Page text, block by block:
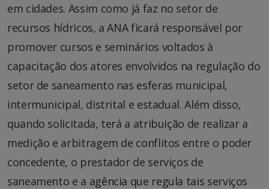
em cidades. Assim como já faz no setor de
recursos hídricos, a ANA ficará responsável por
promover cursos e seminários voltados à
capacitação dos atores envolvidos na regulação do
setor de saneamento nas esferas municipal,
intermunicipal, distrital e estadual. Além disso,
quando solicitada, terá a atribuição de realizar a
medição e arbitragem de conflitos entre o poder
concedente, o prestador de serviços de
saneamento e a agência que regula tais serviços